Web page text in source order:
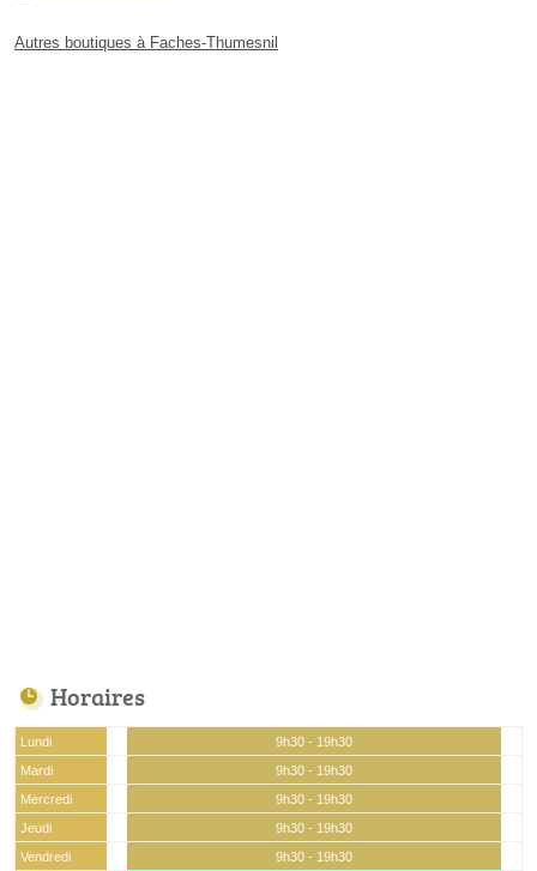
Autres boutiques à Faches-Thumesnil
Horaires
Lundi
9h30 - 19h30
Mardi
9h30 - 19h30
Mercredi
9h30 - 19h30
Jeudi
9h30 - 19h30
Vendredi
9h30 - 19h30